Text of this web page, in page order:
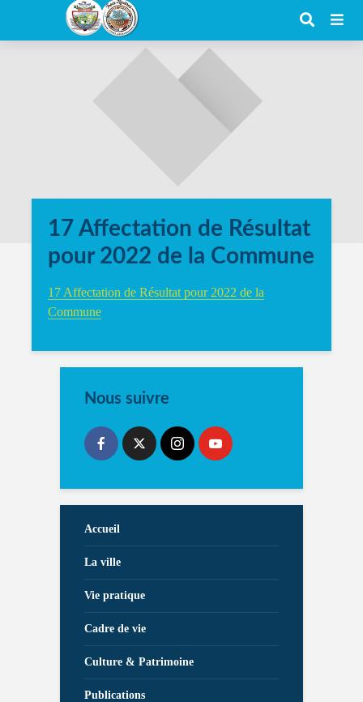
17 Affectation de Résultat
pour 2022 de la Commune
17 Affectation de Résultat pour 2022 de la
Commune
Nous suivre
Accueil
La ville
Vie pratique
Cadre de vie
Culture & Patrimoine
Publications